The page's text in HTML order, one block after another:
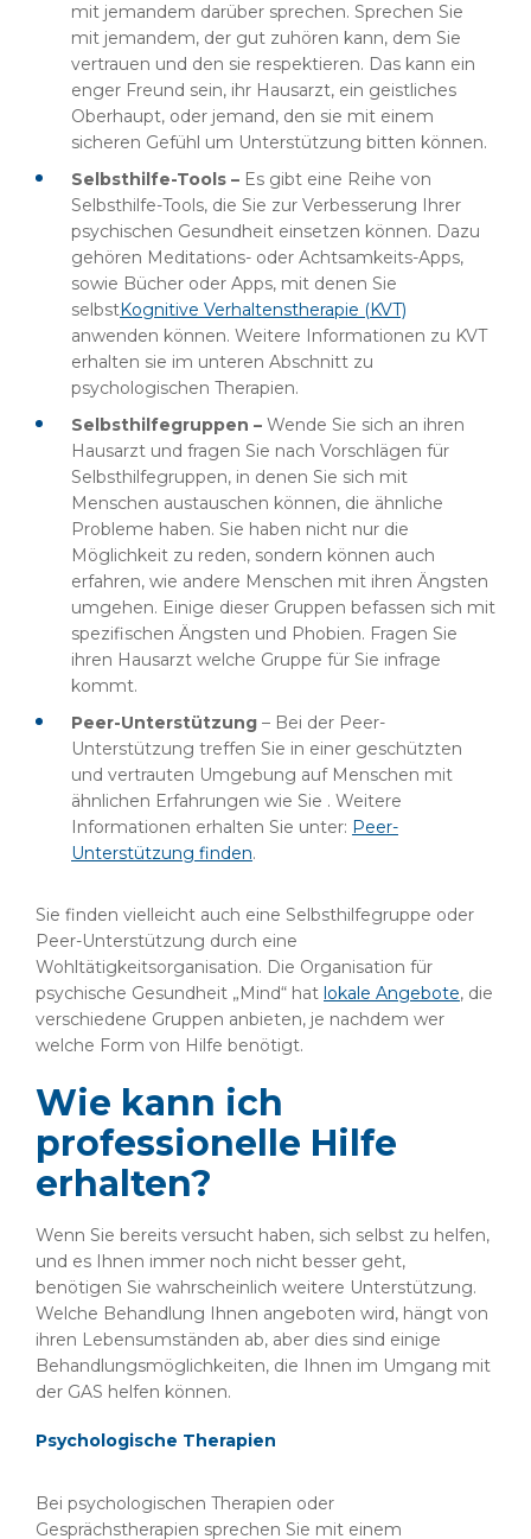
mit jemandem darüber sprechen. Sprechen Sie
mit jemandem, der gut zuhören kann, dem Sie
vertrauen und den sie respektieren. Das kann ein
enger Freund sein, ihr Hausarzt, ein geistliches
Oberhaupt, oder jemand, den sie mit einem
sicheren Gefühl um Unterstützung bitten können.
Selbsthilfe-Tools – Es gibt eine Reihe von
Selbsthilfe-Tools, die Sie zur Verbesserung Ihrer
psychischen Gesundheit einsetzen können. Dazu
gehören Meditations- oder Achtsamkeits-Apps,
sowie Bücher oder Apps, mit denen Sie
selbstKognitive Verhaltenstherapie (KVT)
anwenden können. Weitere Informationen zu KVT
erhalten sie im unteren Abschnitt zu
psychologischen Therapien.
Selbsthilfegruppen – Wende Sie sich an ihren
Hausarzt und fragen Sie nach Vorschlägen für
Selbsthilfegruppen, in denen Sie sich mit
Menschen austauschen können, die ähnliche
Probleme haben. Sie haben nicht nur die
Möglichkeit zu reden, sondern können auch
erfahren, wie andere Menschen mit ihren Ängsten
umgehen. Einige dieser Gruppen befassen sich mit
spezifischen Ängsten und Phobien. Fragen Sie
ihren Hausarzt welche Gruppe für Sie infrage
kommt.
Peer-Unterstützung – Bei der Peer-
Unterstützung treffen Sie in einer geschützten
und vertrauten Umgebung auf Menschen mit
ähnlichen Erfahrungen wie Sie . Weitere
Informationen erhalten Sie unter: Peer-
Unterstützung finden.
Sie finden vielleicht auch eine Selbsthilfegruppe oder
Peer-Unterstützung durch eine
Wohltätigkeitsorganisation. Die Organisation für
psychische Gesundheit „Mind“ hat lokale Angebote, die
verschiedene Gruppen anbieten, je nachdem wer
welche Form von Hilfe benötigt.
Wie kann ich
professionelle Hilfe
erhalten?
Wenn Sie bereits versucht haben, sich selbst zu helfen,
und es Ihnen immer noch nicht besser geht,
benötigen Sie wahrscheinlich weitere Unterstützung.
Welche Behandlung Ihnen angeboten wird, hängt von
ihren Lebensumständen ab, aber dies sind einige
Behandlungsmöglichkeiten, die Ihnen im Umgang mit
der GAS helfen können.
Psychologische Therapien
Bei psychologischen Therapien oder
Gesprächstherapien sprechen Sie mit einem